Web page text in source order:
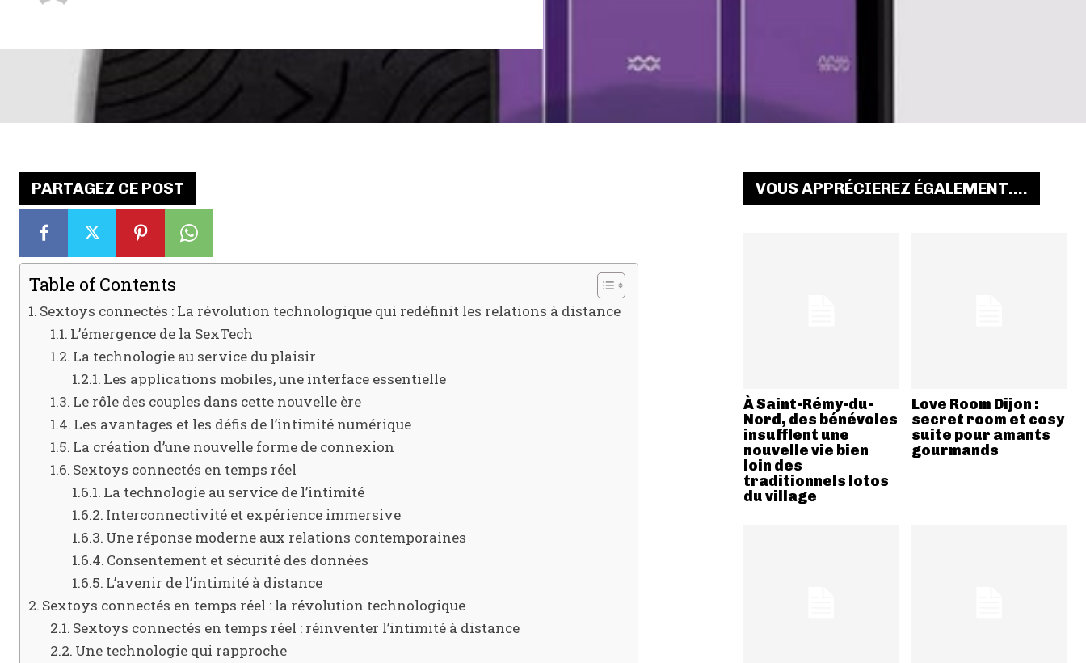
PARTAGEZ CE POST
Table of Contents
Sextoys connectés : La révolution technologique qui redéfinit les relations à distance
L’émergence de la SexTech
La technologie au service du plaisir
Les applications mobiles, une interface essentielle
Le rôle des couples dans cette nouvelle ère
Les avantages et les défis de l’intimité numérique
La création d’une nouvelle forme de connexion
Sextoys connectés en temps réel
La technologie au service de l’intimité
Interconnectivité et expérience immersive
Une réponse moderne aux relations contemporaines
Consentement et sécurité des données
L’avenir de l’intimité à distance
Sextoys connectés en temps réel : la révolution technologique
Sextoys connectés en temps réel : réinventer l’intimité à distance
Une technologie qui rapproche
VOUS APPRÉCIEREZ ÉGALEMENT....
À Saint-Rémy-du-
Nord, des bénévoles
insufflent une
nouvelle vie bien
loin des
traditionnels lotos
du village
Love Room Dijon :
secret room et cosy
suite pour amants
gourmands